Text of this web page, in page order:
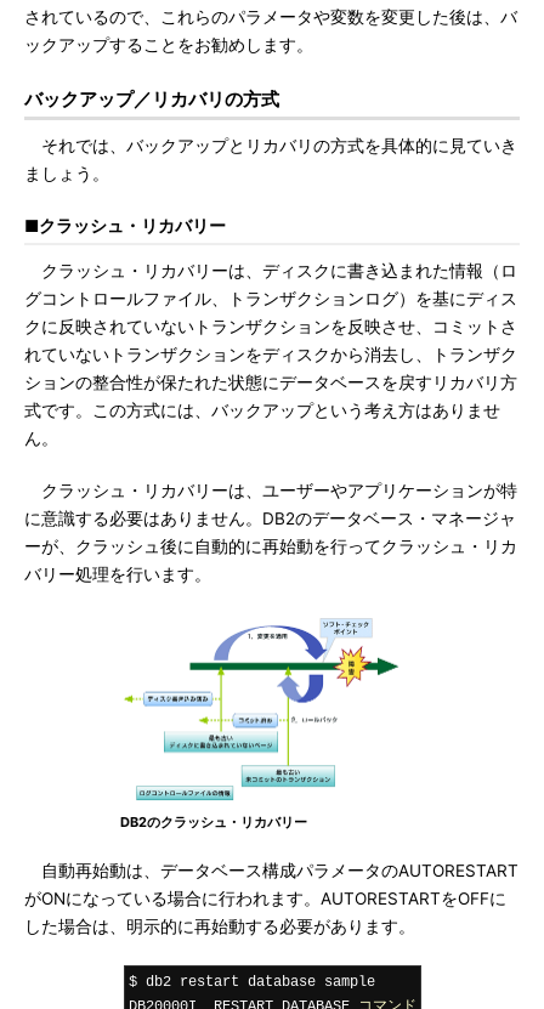
されているので、これらのパラメータや変数を変更した後は、バ
ックアップすることをお勧めします。
バックアップ／リカバリの方式
それでは、バックアップとリカバリの方式を具体的に見ていき
ましょう。
■クラッシュ・リカバリー
クラッシュ・リカバリーは、ディスクに書き込まれた情報（ロ
グコントロールファイル、トランザクションログ）を基にディス
クに反映されていないトランザクションを反映させ、コミットさ
れていないトランザクションをディスクから消去し、トランザク
ションの整合性が保たれた状態にデータベースを戻すリカバリ方
式です。この方式には、バックアップという考え方はありませ
ん。
クラッシュ・リカバリーは、ユーザーやアプリケーションが特
に意識する必要はありません。DB2のデータベース・マネージャ
ーが、クラッシュ後に自動的に再始動を行ってクラッシュ・リカ
バリー処理を行います。
DB2のクラッシュ・リカバリー
自動再始動は、データベース構成パラメータのAUTORESTART
がONになっている場合に行われます。AUTORESTARTをOFFに
した場合は、明示的に再始動する必要があります。
$ db2 restart database sample